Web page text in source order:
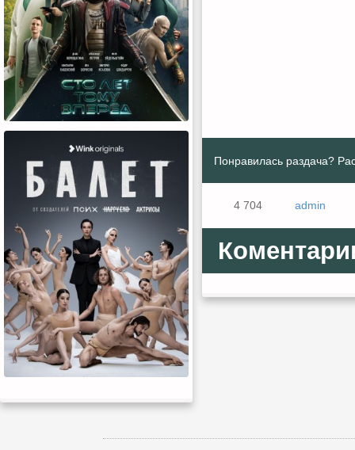
Понравилась раздача?
4 704 admin